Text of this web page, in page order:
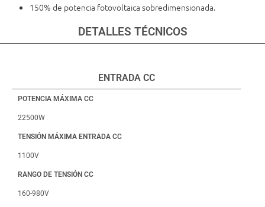
150% de potencia fotovoltaica sobredimensionada.
DETALLES TÉCNICOS
ENTRADA CC
POTENCIA MÁXIMA CC
22500W
TENSIÓN MÁXIMA ENTRADA CC
1100V
RANGO DE TENSIÓN CC
160-980V